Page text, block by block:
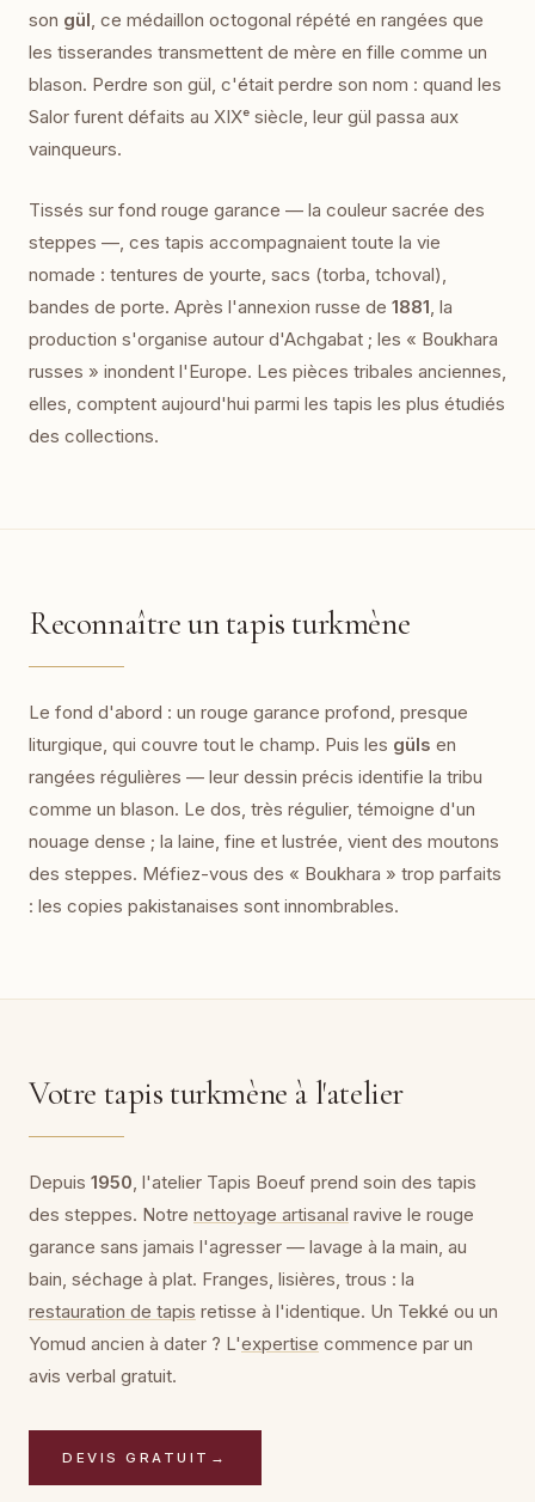
son gül, ce médaillon octogonal répété en rangées que
les tisserandes transmettent de mère en fille comme un
blason. Perdre son gül, c'était perdre son nom : quand les
Salor furent défaits au XIXᵉ siècle, leur gül passa aux
vainqueurs.
Tissés sur fond rouge garance — la couleur sacrée des
steppes —, ces tapis accompagnaient toute la vie
nomade : tentures de yourte, sacs (torba, tchoval),
bandes de porte. Après l'annexion russe de 1881, la
production s'organise autour d'Achgabat ; les « Boukhara
russes » inondent l'Europe. Les pièces tribales anciennes,
elles, comptent aujourd'hui parmi les tapis les plus étudiés
des collections.
Reconnaître un tapis turkmène
Le fond d'abord : un rouge garance profond, presque
liturgique, qui couvre tout le champ. Puis les güls en
rangées régulières — leur dessin précis identifie la tribu
comme un blason. Le dos, très régulier, témoigne d'un
nouage dense ; la laine, fine et lustrée, vient des moutons
des steppes. Méfiez-vous des « Boukhara » trop parfaits
: les copies pakistanaises sont innombrables.
Votre tapis turkmène à l'atelier
Depuis 1950, l'atelier Tapis Boeuf prend soin des tapis
des steppes. Notre nettoyage artisanal ravive le rouge
garance sans jamais l'agresser — lavage à la main, au
bain, séchage à plat. Franges, lisières, trous : la
restauration de tapis retisse à l'identique. Un Tekké ou un
Yomud ancien à dater ? L'expertise commence par un
avis verbal gratuit.
DEVIS GRATUIT →